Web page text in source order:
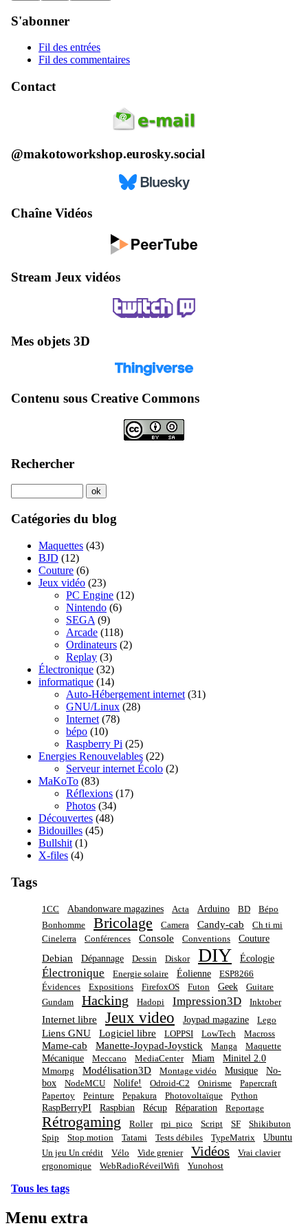
S'abonner
Fil des entrées
Fil des commentaires
Contact
@makotoworkshop.eurosky.social
Chaîne Vidéos
Stream Jeux vidéos
Mes objets 3D
Contenu sous Creative Commons
Rechercher
Catégories du blog
Maquettes (43)
BJD (12)
Couture (6)
Jeux vidéo (23)
PC Engine (12)
Nintendo (6)
SEGA (9)
Arcade (118)
Ordinateurs (2)
Replay (3)
Électronique (32)
informatique (14)
Auto-Hébergement internet (31)
GNU/Linux (28)
Internet (78)
bépo (10)
Raspberry Pi (25)
Energies Renouvelables (22)
Serveur internet Écolo (2)
MaKoTo (83)
Réflexions (17)
Photos (34)
Découvertes (48)
Bidouilles (45)
Bullshit (1)
X-files (4)
Tags
1CC Abandonware magazines Acta Arduino BD
Bépo
Bonhomme
Bricolage Camera Candy-cab
Ch ti mi
Cinelerra
Conférences Console Conventions Couture
Debian Dépannage Dessin Diskor DIY Écologie
Électronique Energie solaire Éolienne
ESP8266
Évidences
Expositions FirefoxOS Futon Geek
Guitare
Gundam
Hacking Hadopi Impression3D Inktober
Internet libre Jeux video Joypad magazine Lego
Liens GNU Logiciel libre LOPPSI LowTech Macross
Mame-cab Manette-Joypad-Joystick Manga Maquette
Mécanique Meccano MediaCenter Miam Minitel 2.0
Mmorpg Modélisation3D Montage vidéo Musique
No-
box
NodeMCU Nolife! Odroid-C2 Onirisme
Papercraft
Papertoy
Peinture Pepakura Photovoltaïque Python
RaspBerryPI Raspbian Récup Réparation Reportage
Rétrogaming Roller rpi_pico Script SF
Shikibuton
Spip
Stop motion Tatami Tests débiles TypeMatrix Ubuntu
Un jeu Un crédit Vélo Vide grenier Vidéos
Vrai clavier
ergonomique
WebRadioRéveilWifi Yunohost
Tous les tags
Menu extra